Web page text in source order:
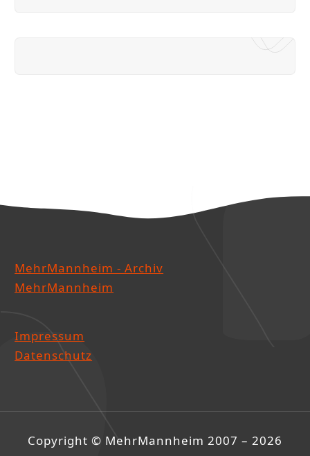
MehrMannheim - Archiv
MehrMannheim
Impressum
Datenschutz
Copyright © MehrMannheim 2007 – 2026